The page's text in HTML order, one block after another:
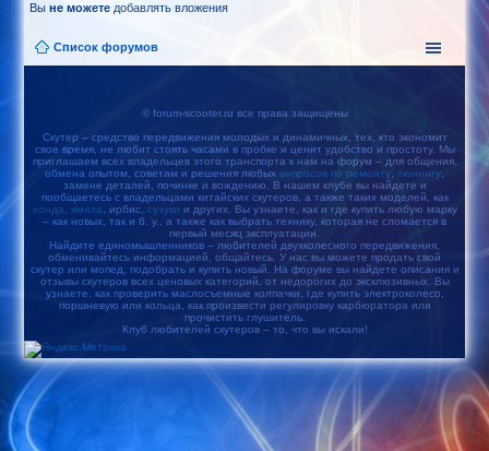
Выне можете добавлять вложения
Список форумов
© forum-scooter.ru все права защищены
Скутер – средство передвижения молодых и динамичных, тех, кто экономит
свое время, не любит стоять часами в пробке и ценит удобство и простоту. Мы
приглашаем всех владельцев этого транспорта к нам на форум – для общения,
обмена опытом, советам и решения любых вопросов по ремонту тюнингу
замене деталей, починке и вождению. В нашем клубе вы найдете и
пообщаетесь с владельцами китайских скутеров, а также таких моделей, как
хонда
ямаха , ирбис, сузуки и других. Вы узнаете, как и где купить любую марку
– как новых, так и б. у., а также как выбрать технику, которая не сломается в
первый месяц эксплуатации.
Найдите единомышленников – любителей двухколесного передвижения,
обменивайтесь информацией, общайтесь. У нас вы можете продать свой
скутер или мопед, подобрать и купить новый. На форуме вы найдете описания и
отзывы скутеров всех ценовых категорий, от недорогих до эксклюзивных. Вы
узнаете, как проверить маслосъемные колпачки, где купить электроколесо,
поршневую или кольца, как произвести регулировку карбюратора или
прочистить глушитель.
Клуб любителей скутеров – то, что вы искали!